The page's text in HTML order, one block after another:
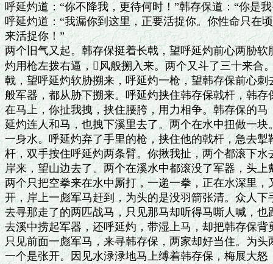
呼延灼道：“你不降我，更待何时！”韩存保道：“你是
呼延灼道：“我漏你到这里，正要活捉你。你性命只在
来活捉你！”
两个旧气又起。韩存保挺着长戟，望呼延灼前心两胁
灼用枪左拨右逼，风般搠入来。两个又斗了三十来合
戟，望呼延灼软胁搠来，呼延灼一枪，望韩存保前心
般军器，都从胁下搠来。呼延灼挟住韩存保戟杆，韩
在马上，你扯我拽，挟住腰胯，用力相争。韩存保的
延灼连人和马，也拽下溪里去了。两个在水中扭做一
一身水。呼延灼弃了手里的枪，挟住他的戟杆，急去
杆，双手按住呼延灼两条臂。你揪我扯，两个都滚下
岸来，望山边去了。两个在溪水中都滚没了军器，头
两个只把空拳来在水中厮打，一递一拳，正在水深里
开，岸上一彪军马赶到，为头的是没羽箭张清。众人
去寻那走了的两匹战马，只见那马却听得马嘶人喊，
去溪中捞起军器，还呼延灼，带湿上马，却把韩存保
只见前面一彪军马，来寻韩存保，两家却好当住。为
一个是张开。因见水渌渌地马上缚着韩存保，梅展大